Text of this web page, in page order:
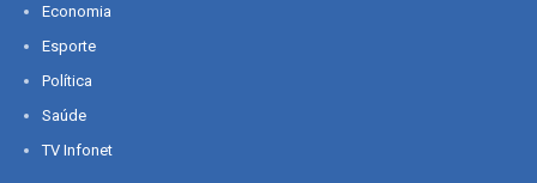
Economia
Esporte
Política
Saúde
TV Infonet